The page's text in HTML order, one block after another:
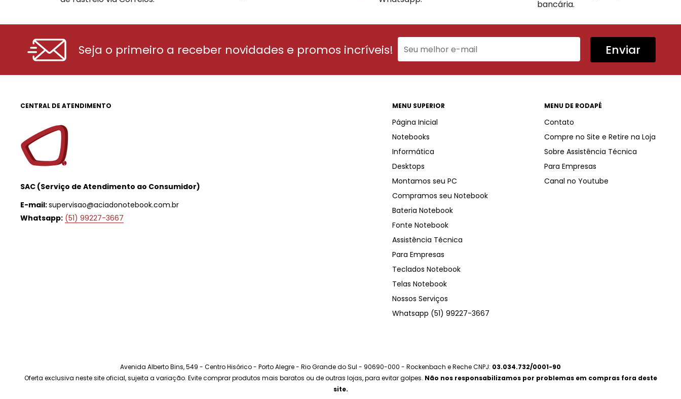
bancária.
Seja o primeiro a receber novidades e promos incríveis! Enviar
CENTRAL DE ATENDIMENTO
SAC (Serviço de Atendimento ao Consumidor)
E-mail:supervisao@aciadonotebook.com.br
Whatsapp: (51) 99227-3667
MENU SUPERIOR
Página Inicial
Notebooks
Informática
Desktops
Montamos seu PC
Compramos seu Notebook
Bateria Notebook
Fonte Notebook
Assistência Técnica
Para Empresas
Teclados Notebook
Telas Notebook
Nossos Serviços
Whatsapp (51) 99227-3667
MENU DE RODAPÉ
Contato
Compre no Site e Retire na Loja
Sobre Assistência Técnica
Para Empresas
Canal no Youtube
Avenida Alberto Bins, 549 - Centro Hisórico - Porto Alegre - Rio Grande do Sul - 90690-000 - Rockenbach e Reche CNPJ: 03.034.732/0001-90
Oferta exclusiva neste site oficial, sujeita a variação. Evite comprar produtos mais baratos ou de outras lojas, para evitar golpes. Não nos responsabilizamos por problemas em compras fora deste
site.